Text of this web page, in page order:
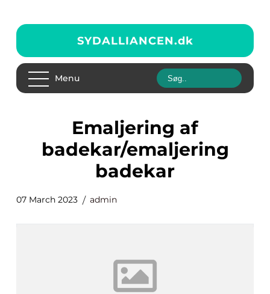
SYDALLIANCEN.dk
Menu
Emaljering af
badekar/emaljering
badekar
07 March 2023 admin